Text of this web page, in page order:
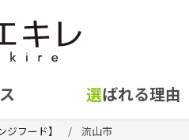
選ばれる理由
ジフード】 流山市